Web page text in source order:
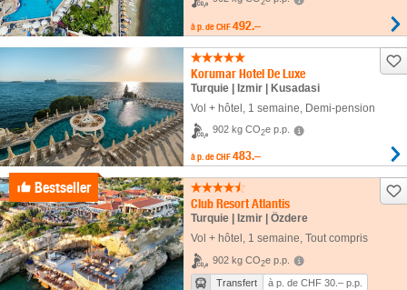
2
à p. de CHF 492.–
Korumar Hotel De Luxe
Turquie | Izmir | Kusadasi
Vol + hôtel 1 semaine , Demi-pension
902 kg CO2e p.p.
à p. de CHF 483.–
Bestseller
Club Resort Atlantis
Turquie | Izmir | Özdere
Vol + hôtel , 1 semaine, Tout compris
902 kg CO2e p.p.
Transfert à p. de CHF 30.– p.p.